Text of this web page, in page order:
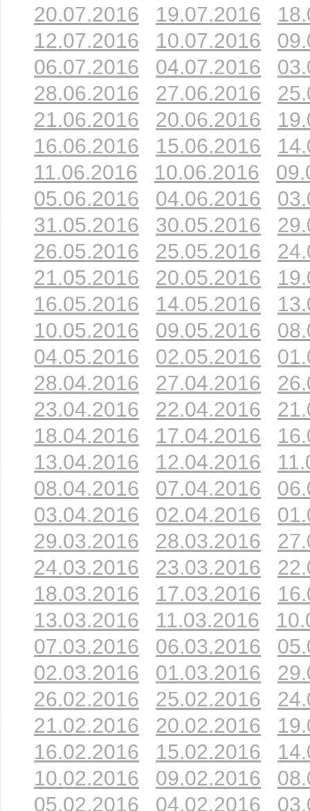
20.07.2016
19.07.2016
12.07.2016
10.07.2016
06.07.2016
04.07.2016
28.06.2016
27.06.2016
21.06.2016
20.06.2016
16.06.2016
15.06.2016
11.06.2016
10.06.2016
05.06.2016
04.06.2016
31.05.2016
30.05.2016
26.05.2016
25.05.2016
21.05.2016
20.05.2016
16.05.2016
14.05.2016
10.05.2016
09.05.2016
04.05.2016
02.05.2016
28.04.2016
27.04.2016
23.04.2016
22.04.2016
18.04.2016
17.04.2016
13.04.2016
12.04.2016
08.04.2016
07.04.2016
03.04.2016
02.04.2016
29.03.2016
28.03.2016
24.03.2016
23.03.2016
18.03.2016
17.03.2016
13.03.2016
11.03.2016
07.03.2016
06.03.2016
02.03.2016
01.03.2016
26.02.2016
25.02.2016
21.02.2016
20.02.2016
16.02.2016
15.02.2016
10.02.2016
09.02.2016
05.02.2016
04.02.2016